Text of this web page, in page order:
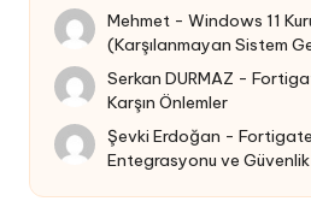
Mehmet -Windows 11
(Karşılanmayan Sistem
Serkan DURMAZ -
Karşın Önlemler
Şevki Erdoğan -
Entegrasyonu ve Güvenlik